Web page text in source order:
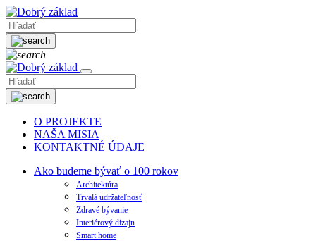
O PROJEKTE
NAŠA MISIA
KONTAKTNÉ ÚDAJE
Ako budeme bývať o 100 rokov
Architektúra
Trvalá udržateľnosť
Zdravé bývanie
Interiérový dizajn
Smart home